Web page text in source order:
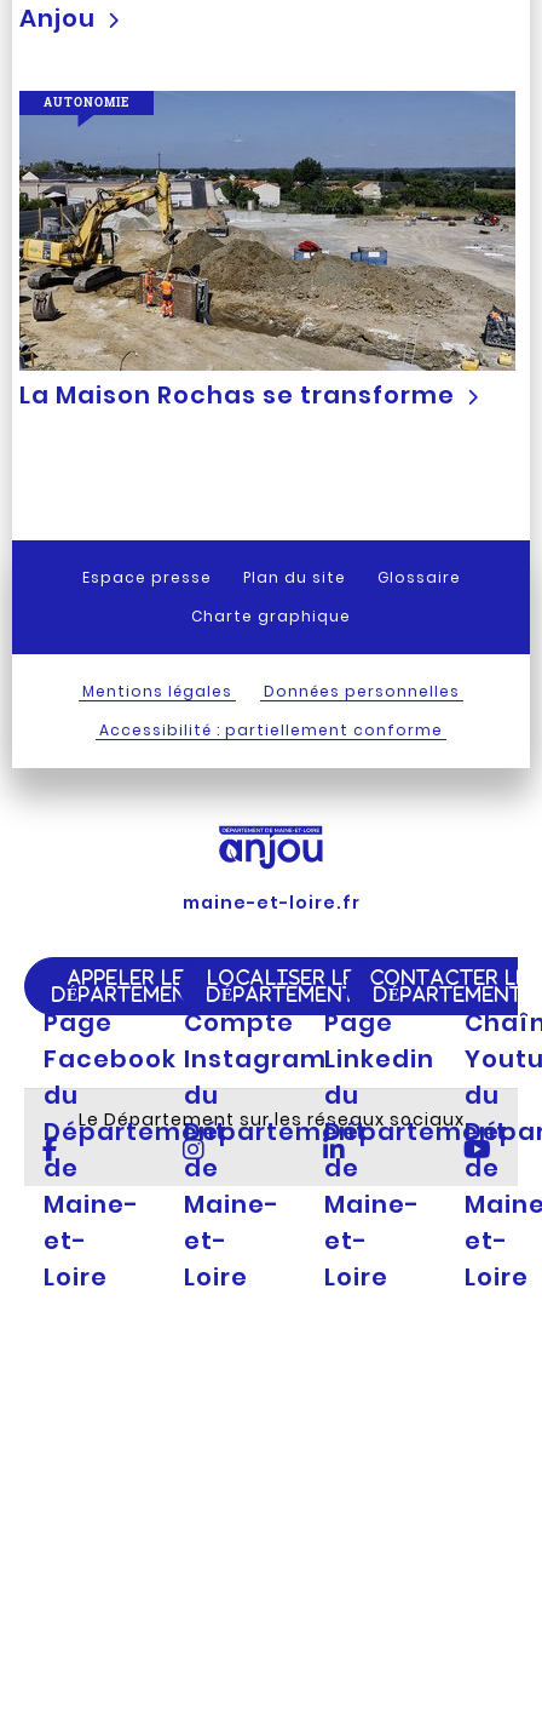
Anjou
La Maison Rochas se transforme
AUTONOMIE
Espace presse Plan du site
Glossaire
Charte graphique
Mentions légales
Données personnelles
Accessibilité : partiellement conforme
maine-et-loire.fr
APPELER LE
DÉPARTEMENT
LOCALISER LE
DÉPARTEMENT
CONTACTER LE
DÉPARTEMENT
Le Département sur les réseaux sociaux
Page
Facebook
du
Département
de
Maine-
et-
Loire
Compte
Instagram
du
Département
de
Maine-
et-
Loire
Page
Linkedin
du
Département
de
Maine-
et-
Loire
du
de
et-
Loire